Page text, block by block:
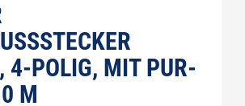
4-POLIG, MIT PUR-
M